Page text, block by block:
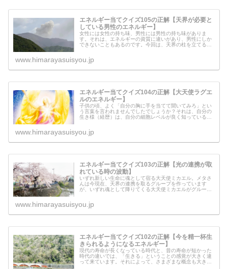
エネルギー当てクイズ105の正解【天界が必要と
している男性のエネルギー】
女性には女性の持ち味、男性には男性の持ち味がありま
す。それは、エネルギーの資質に違いがあり、男性にしか
できないこともあるのです。今回は、天界の柱を立てるた
www.himarayasuisyou.jp
エネルギー当てクイズ104の正解【大天使ラグエ
ルのエネルギー】
子供の頃、よく「自分の胸に手を当てて聞いてみろ」とい
う言葉を言われませんでしたでしょうか？それは、自分の
生き様（経歴）は、自分の細胞レベルが良く知っているか
www.himarayasuisyou.jp
エネルギー当てクイズ103の正解【光の連携が取
れている時の波動】
いずれ新しい生命に魂として宿る大天使ミカエル。メタさ
んは今現在、天界の連携を取るグループを作っています
が、いずれ魂として降りてくる大天使ミカエルがグループ
www.himarayasuisyou.jp
エネルギー当てクイズ102の正解【今を精一杯生
きられるようになるエネルギー】
現代の寿命が長くなっている時代と、昔の寿命が短かった
時代の違いでは、「生きる」ということの感覚が大きく違
って来ています。それによって、さまざまな概念も大きく